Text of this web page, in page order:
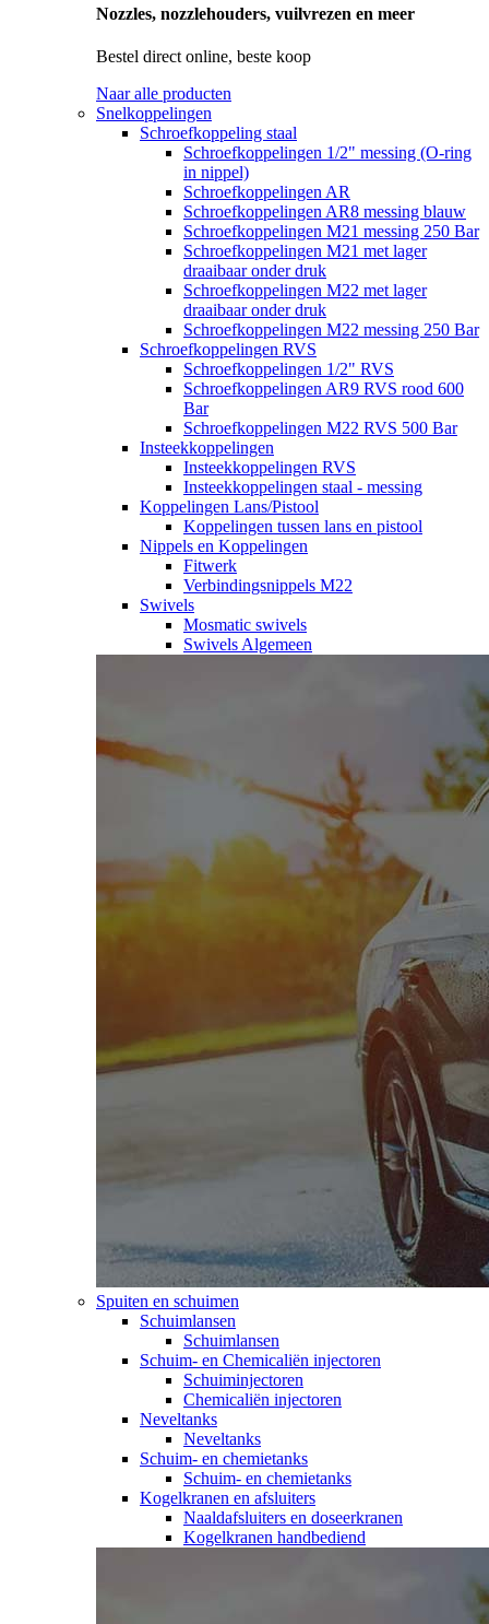
Nozzles, nozzlehouders, vuilvrezen en meer
Bestel direct online, beste koop
Naar alle producten
Snelkoppelingen
Schroefkoppeling staal
Schroefkoppelingen 1/2" messing (O-ring
in nippel)
Schroefkoppelingen AR
Schroefkoppelingen AR8 messing blauw
Schroefkoppelingen M21 messing 250 Bar
Schroefkoppelingen M21 met lager
draaibaar onder druk
Schroefkoppelingen M22 met lager
draaibaar onder druk
Schroefkoppelingen M22 messing 250 Bar
Schroefkoppelingen RVS
Schroefkoppelingen 1/2" RVS
Schroefkoppelingen AR9 RVS rood 600
Bar
Schroefkoppelingen M22 RVS 500 Bar
Insteekkoppelingen
Insteekkoppelingen RVS
Insteekkoppelingen staal - messing
Koppelingen Lans/Pistool
Koppelingen tussen lans en pistool
Nippels en Koppelingen
Fitwerk
Verbindingsnippels M22
Swivels
Mosmatic swivels
Swivels Algemeen
Spuiten en schuimen
Schuimlansen
Schuimlansen
Schuim- en Chemicaliën injectoren
Schuiminjectoren
Chemicaliën injectoren
Neveltanks
Neveltanks
Schuim- en chemietanks
Schuim- en chemietanks
Kogelkranen en afsluiters
Naaldafsluiters en doseerkranen
Kogelkranen handbediend